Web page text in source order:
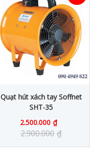
Quạt hút xách tay Soffnet
SHT-35
2.500.000 ₫
2.900.000 ₫